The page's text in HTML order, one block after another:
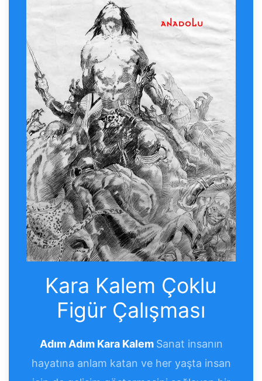
Kara Kalem Çoklu
Figür Çalışması
Adım Adım Kara Kalem Sanat insanın
hayatına anlam katan ve her yaşta insan